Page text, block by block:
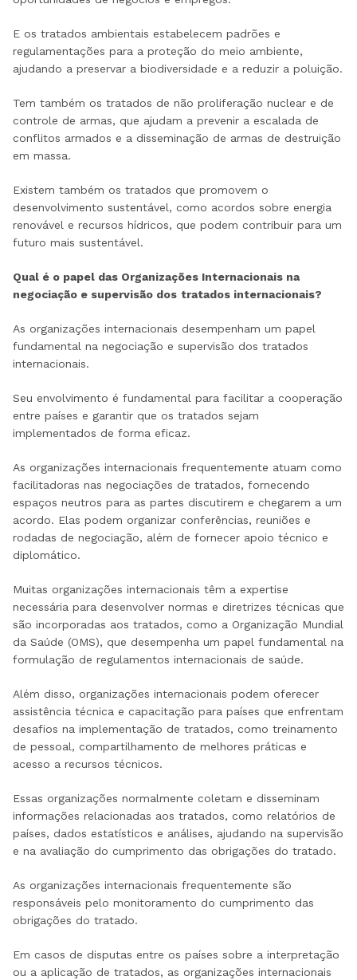
E os tratados ambientais estabelecem padrões e
regulamentações para a proteção do meio ambiente,
ajudando a preservar a biodiversidade e a reduzir a poluição.
Tem também os tratados de não proliferação nuclear e de
controle de armas, que ajudam a prevenir a escalada de
conflitos armados e a disseminação de armas de destruição
em massa.
Existem também os tratados que promovem o
desenvolvimento sustentável, como acordos sobre energia
renovável e recursos hídricos, que podem contribuir para um
futuro mais sustentável.
Qual é o papel das Organizações Internacionais na
negociação e supervisão dos tratados internacionais?
As organizações internacionais desempenham um papel
fundamental na negociação e supervisão dos tratados
internacionais.
Seu envolvimento é fundamental para facilitar a cooperação
entre países e garantir que os tratados sejam
implementados de forma eficaz.
As organizações internacionais frequentemente atuam como
facilitadoras nas negociações de tratados, fornecendo
espaços neutros para as partes discutirem e chegarem a um
acordo. Elas podem organizar conferências, reuniões e
rodadas de negociação, além de fornecer apoio técnico e
diplomático.
Muitas organizações internacionais têm a expertise
necessária para desenvolver normas e diretrizes técnicas que
são incorporadas aos tratados, como a Organização Mundial
da Saúde (OMS), que desempenha um papel fundamental na
formulação de regulamentos internacionais de saúde.
Além disso, organizações internacionais podem oferecer
assistência técnica e capacitação para países que enfrentam
desafios na implementação de tratados, como treinamento
de pessoal, compartilhamento de melhores práticas e
acesso a recursos técnicos.
Essas organizações normalmente coletam e disseminam
informações relacionadas aos tratados, como relatórios de
países, dados estatísticos e análises, ajudando na supervisão
e na avaliação do cumprimento das obrigações do tratado.
As organizações internacionais frequentemente são
responsáveis pelo monitoramento do cumprimento das
obrigações do tratado.
Em casos de disputas entre os países sobre a interpretação
ou a aplicação de tratados, as organizações internacionais